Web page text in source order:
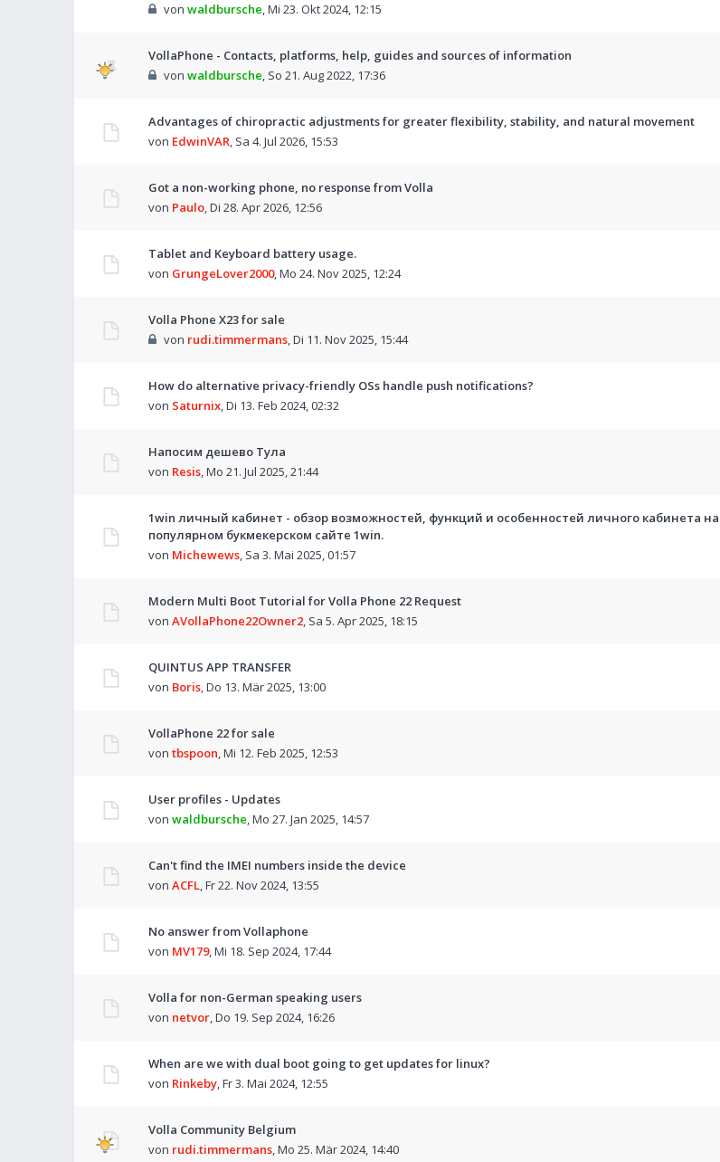
von waldbursche,Mi 23. Okt 2024, 12:15
VollaPhone - Contacts, platforms, help, guides and sources of information
von waldbursche, So 21. Aug 2022, 17:36
Advantages of chiropractic adjustments for greater flexibility, stability, and natural movement
von EdwinVAR, Sa 4. Jul 2026, 15:53
Got a non-working phone, no response from Volla
von Paulo,Di 28. Apr 2026, 12:56
Tablet and Keyboard battery usage.
von GrungeLover2000,Mo 24. Nov 2025, 12:24
Volla Phone X23 for sale
von rudi.timmermans,Di 11. Nov 2025, 15:44
How do alternative privacy-friendly OSs handle push notifications?
von Saturnix,Di 13. Feb 2024, 02:32
Напосим дешево Тула
von Resis,Mo 21. Jul 2025, 21:44
1win личный кабинет - обзор возможностей, функций и особенностей личного кабинета на
популярном букмекерском сайте 1win.
von Michewews, Sa 3. Mai 2025, 01:57
Modern Multi Boot Tutorial for Volla Phone 22 Request
von AVollaPhone22Owner2, Sa 5. Apr 2025, 18:15
QUINTUS APP TRANSFER
von Boris,Do 13. Mär 2025, 13:00
VollaPhone 22 for sale
von tbspoon,Mi 12. Feb 2025, 12:53
User profiles - Updates
von waldbursche,Mo 27. Jan 2025, 14:57
Can't find the IMEI numbers inside the device
von ACFL,Fr 22. Nov 2024, 13:55
No answer from Vollaphone
von MV179,Mi 18. Sep 2024, 17:44
Volla for non-German speaking users
von netvor,Do 19. Sep 2024, 16:26
When are we with dual boot going to get updates for linux?
von Rinkeby,Fr 3. Mai 2024, 12:55
Volla Community Belgium
von rudi.timmermans,Mo 25. Mär 2024, 14:40